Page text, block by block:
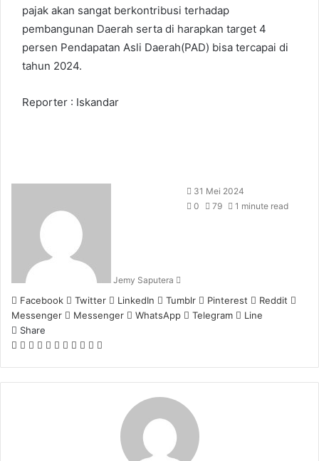
pajak akan sangat berkontribusi terhadap
pembangunan Daerah serta di harapkan target 4
persen Pendapatan Asli Daerah(PAD) bisa tercapai di
tahun 2024.
Reporter : Iskandar
Jemy Saputera
Send
an
31 Mei 2024
0
79 1 minute read
Facebook Twitter LinkedIn Tumblr Pinterest
Reddit
Messenger
Messenger WhatsApp Telegram
Line
Share
Facebook
Twitter
LinkedIn
Pinterest
Reddit
Messenger
Messenger
WhatsApp
Telegram
Share